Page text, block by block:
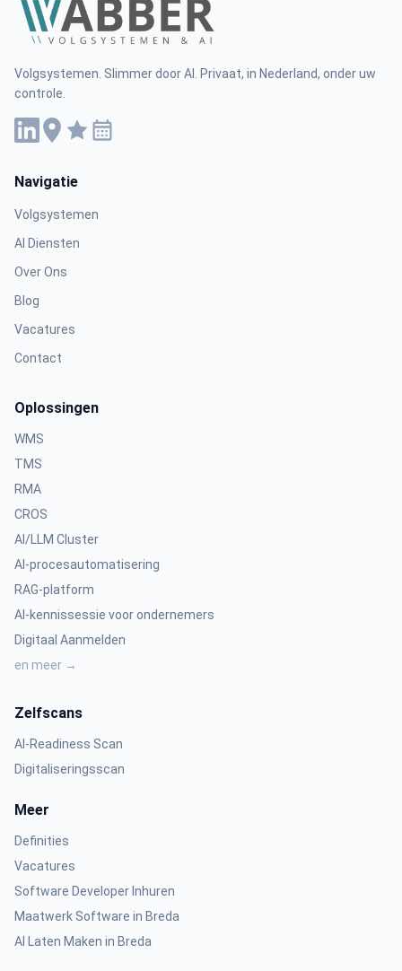
Volgsystemen. Slimmer door AI. Privaat, in Nederland, onder uw
controle.
Navigatie
Volgsystemen
AI Diensten
Over Ons
Blog
Vacatures
Contact
Oplossingen
WMS
TMS
RMA
CROS
AI/LLM Cluster
AI-procesautomatisering
RAG-platform
AI-kennissessie voor ondernemers
Digitaal Aanmelden
en meer →
Zelfscans
AI-Readiness Scan
Digitaliseringsscan
Meer
Definities
Vacatures
Software Developer Inhuren
Maatwerk Software in Breda
AI Laten Maken in Breda